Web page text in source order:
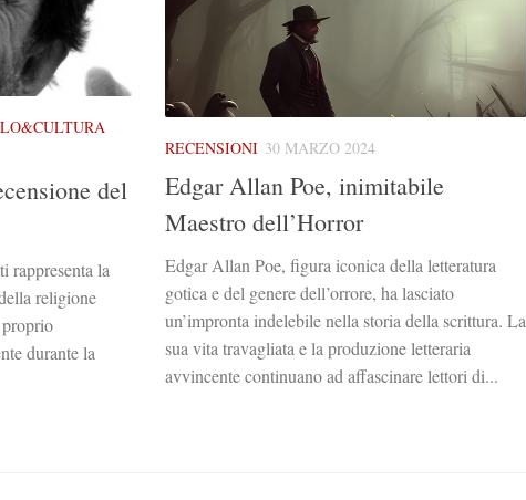
del
rappresenta la
religione
durante la
RECENSIONI 30 MARZO 2024
Edgar Allan Poe, inimitabile
Maestro dell’Horror
Edgar Allan Poe, figura iconica della letteratura
gotica e del genere dell’orrore, ha lasciato
un’impronta indelebile nella storia della scrittura. La
sua vita travagliata e la produzione letteraria
avvincente continuano ad affascinare lettori di...